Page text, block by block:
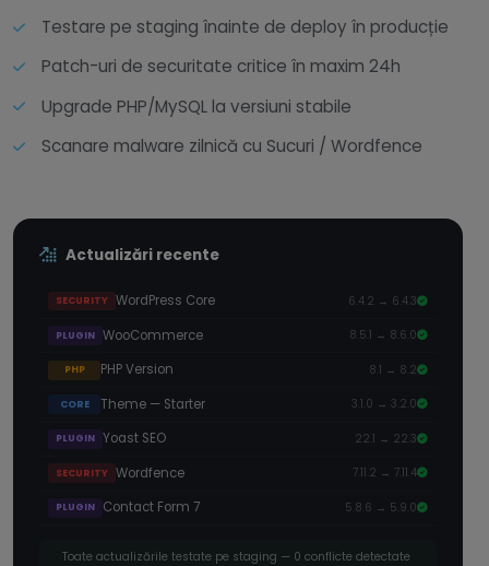
Testare pe staging înainte de deploy în producție
Patch-uri de securitate critice în maxim 24h
Upgrade PHP/MySQL la versiuni stabile
Scanare malware zilnică cu Sucuri / Wordfence
Actualizări recente
SECURITY WordPress Core 6.4.2 → 6.4.3
PLUGIN WooCommerce 8.5.1 → 8.6.0
PHP PHP Version 8.1 → 8.2
CORE Theme — Starter 3.1.0 → 3.2.0
PLUGIN Yoast SEO 22.1 → 22.3
SECURITY Wordfence 7.11.2 → 7.11.4
PLUGIN Contact Form 7 5.8.6 → 5.9.0
Toate actualizările testate pe staging — 0 conflicte detectate